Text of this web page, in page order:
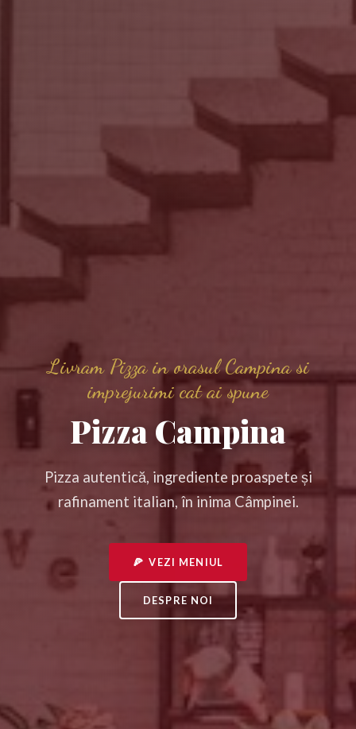
Livram Pizza in orasul Campina si
imprejurimi cat ai spune
Pizza Campina
Pizza autentică, ingrediente proaspete și
rafinament italian, în inima Câmpinei.
🍕 VEZI MENIUL
DESPRE NOI